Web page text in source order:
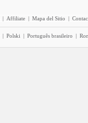
| Affiliate | Mapa del Sitio |
| Polski | Português brasileiro |